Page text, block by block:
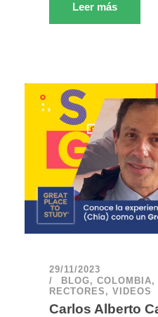
Leer más
29/11/2023
BLOG, COLOMBIA,
RECTORES , VIDEOS
Carlos Alberto